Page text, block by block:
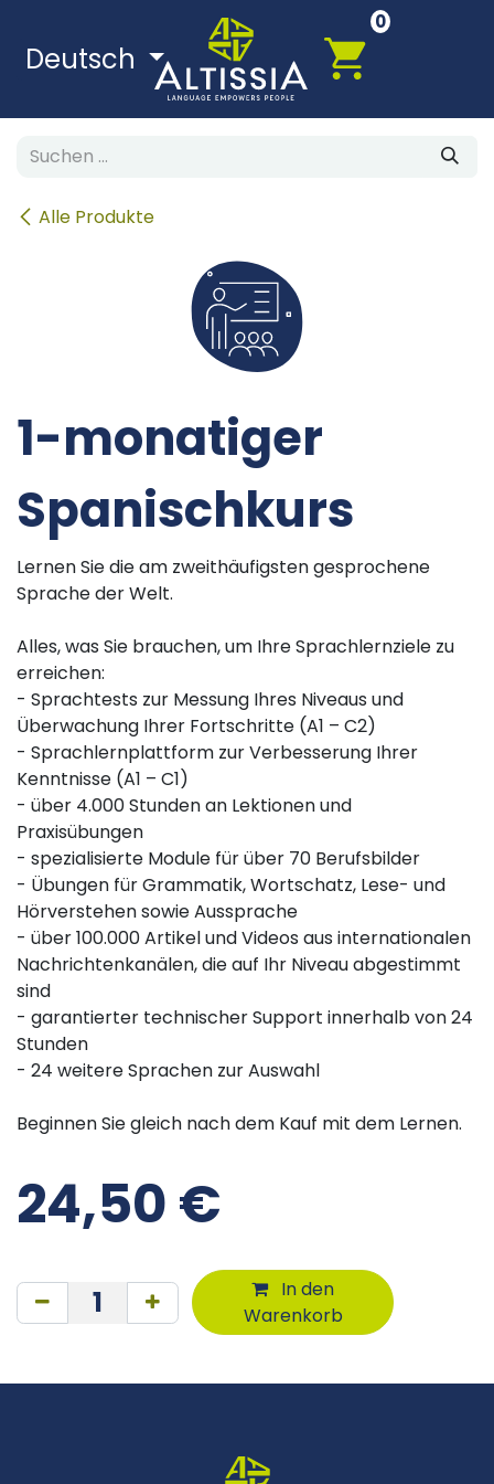
Deutsch
0
Alle Produkte
1-monatiger
Spanischkurs
Lernen Sie die am zweithäufigsten gesprochene
Sprache der Welt.
Alles, was Sie brauchen, um Ihre Sprachlernziele zu
erreichen:
- Sprachtests zur Messung Ihres Niveaus und
Überwachung Ihrer Fortschritte (A1 – C2)
- Sprachlernplattform zur Verbesserung Ihrer
Kenntnisse (A1 – C1)
- über 4.000 Stunden an Lektionen und
Praxisübungen
- spezialisierte Module für über 70 Berufsbilder
- Übungen für Grammatik, Wortschatz, Lese- und
Hörverstehen sowie Aussprache
- über 100.000 Artikel und Videos aus internationalen
Nachrichtenkanälen, die auf Ihr Niveau abgestimmt
sind
- garantierter technischer Support innerhalb von 24
Stunden
- 24 weitere Sprachen zur Auswahl
Beginnen Sie gleich nach dem Kauf mit dem Lernen.
24,50€
In den
Warenkorb